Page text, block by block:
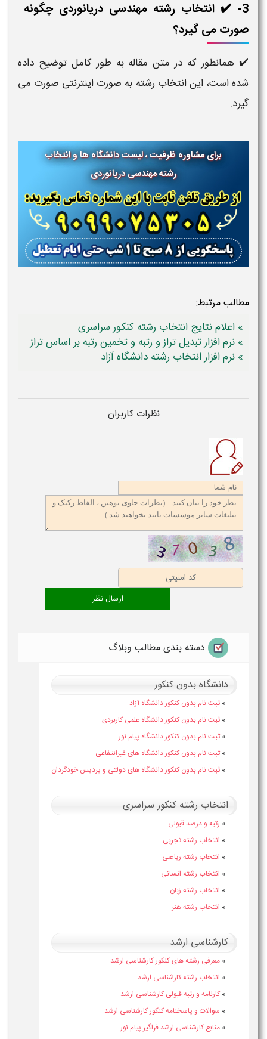
3- ✔️ انتخاب رشته مهندسی دریانوردی​ چگونه
صورت می گیرد؟
✔️ همانطور که در متن مقاله به طور کامل توضیح داده
شده است، این انتخاب رشته به صورت اینترنتی صورت می
گیرد.
برای مشاوره ظرفیت ، لیست دانشگاه ها و انتخاب
رشته مهندسی دریانوردی
مطالب مرتبط:
» اعلام نتایج انتخاب رشته کنکور سراسری
» نرم افزار تبدیل تراز و رتبه و تخمین رتبه بر اساس تراز
» نرم افزار انتخاب رشته دانشگاه آزاد
نظرات کاربران
دسته بندی مطالب وبلاگ
دانشگاه بدون کنکور
» ثبت نام بدون کنکور دانشگاه آزاد
» ثبت نام بدون کنکور دانشگاه علمی کاربردی
» ثبت نام بدون کنکور دانشگاه پیام نور
» ثبت نام بدون کنکور دانشگاه های غیرانتفاعی
» ثبت نام بدون کنکور دانشگاه های دولتی و پردیس خودگردان
انتخاب رشته کنکور سراسری
» رتبه و درصد قبولی
» انتخاب رشته تجربی
» انتخاب رشته ریاضی
» انتخاب رشته انسانی
» انتخاب رشته زبان
» انتخاب رشته هنر
کارشناسی ارشد
» معرفی رشته های کنکور کارشناسی ارشد
» انتخاب رشته کارشناسی ارشد
» کارنامه و رتبه قبولی کارشناسی ارشد
» سوالات و پاسخنامه کنکور کارشناسی ارشد
» منابع کارشناسی ارشد فراگیر پیام نور